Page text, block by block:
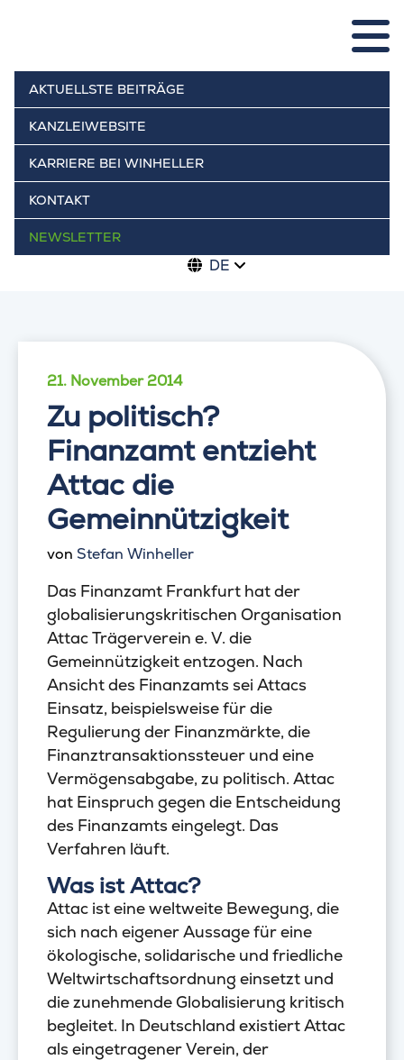
AKTUELLSTE BEITRÄGE
KANZLEIWEBSITE
KARRIERE BEI WINHELLER
KONTAKT
NEWSLETTER
DE
21. November 2014
Zu politisch?
Finanzamt entzieht
Attac die
Gemeinnützigkeit
von Stefan Winheller
Das Finanzamt Frankfurt hat der
globalisierungskritischen Organisation
Attac Trägerverein e. V. die
Gemeinnützigkeit entzogen. Nach
Ansicht des Finanzamts sei Attacs
Einsatz, beispielsweise für die
Regulierung der Finanzmärkte, die
Finanztransaktionssteuer und eine
Vermögensabgabe, zu politisch. Attac
hat Einspruch gegen die Entscheidung
des Finanzamts eingelegt. Das
Verfahren läuft.
Was ist Attac?
Attac ist eine weltweite Bewegung, die
sich nach eigener Aussage für eine
ökologische, solidarische und friedliche
Weltwirtschaftsordnung einsetzt und
die zunehmende Globalisierung kritisch
begleitet. In Deutschland existiert Attac
als eingetragener Verein, der